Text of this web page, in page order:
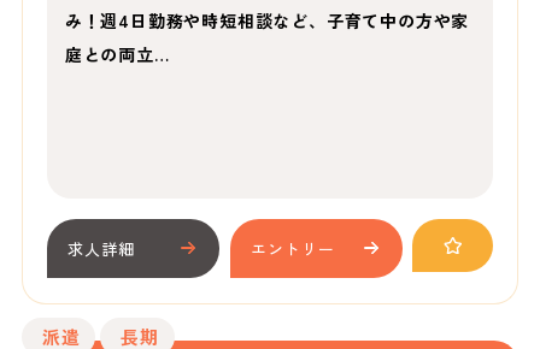
み！週4日勤務や時短相談など、子育て中の方や家
庭との両立…
求人詳細 エントリー
派遣 長期